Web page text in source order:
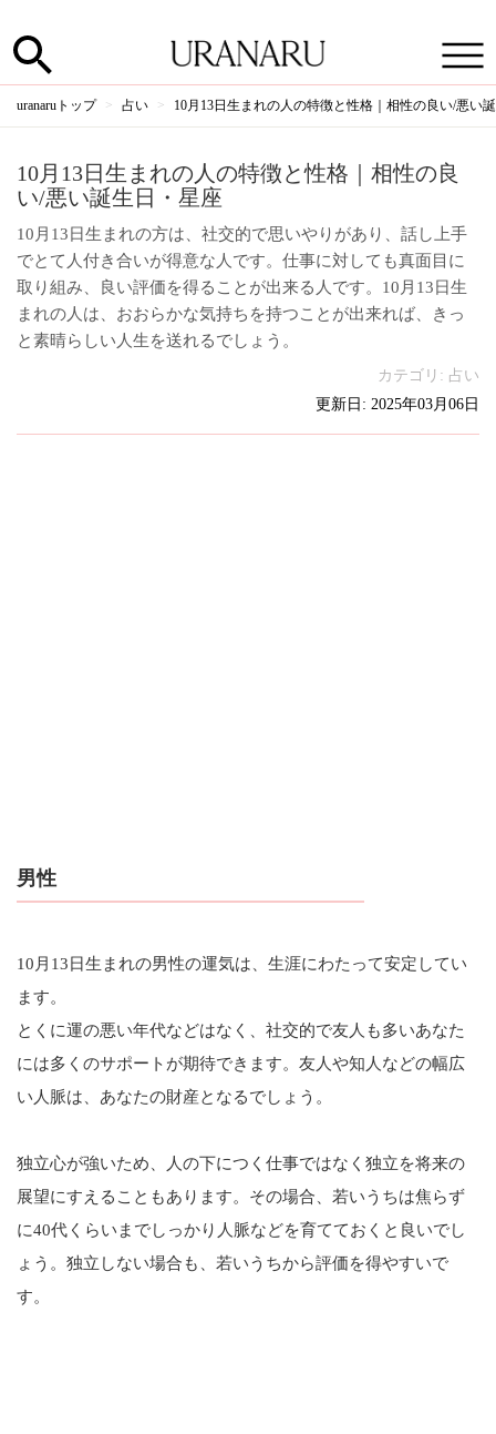
uranaruトップ 占い 10月13日生まれの人の特徴と性格｜相性の良い/悪い
10月13日生まれの人の特徴と性格｜相性の良
い/悪い誕生日・星座
10月13日生まれの方は、社交的で思いやりがあり、話し上手
でとて人付き合いが得意な人です。仕事に対しても真面目に
取り組み、良い評価を得ることが出来る人です。10月13日生
まれの人は、おおらかな気持ちを持つことが出来れば、きっ
と素晴らしい人生を送れるでしょう。
カテゴリ: 占い
更新日: 2025年03月06日
男性
10月13日生まれの男性の運気は、生涯にわたって安定してい
ます。
とくに運の悪い年代などはなく、社交的で友人も多いあなた
には多くのサポートが期待できます。友人や知人などの幅広
い人脈は、あなたの財産となるでしょう。
独立心が強いため、人の下につく仕事ではなく独立を将来の
展望にすえることもあります。その場合、若いうちは焦らず
に40代くらいまでしっかり人脈などを育てておくと良いでし
ょう。独立しない場合も、若いうちから評価を得やすいで
す。